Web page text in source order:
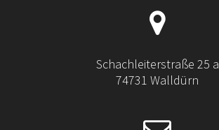
Schachleiterstraße 25 a
74731 Walldürn